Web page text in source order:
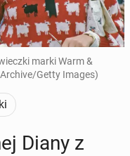
marki Warm &
Getty Images)
Diany z